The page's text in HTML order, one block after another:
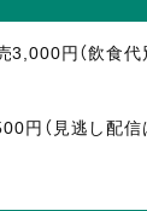
売3,000円（飲食
00円（見逃し配信